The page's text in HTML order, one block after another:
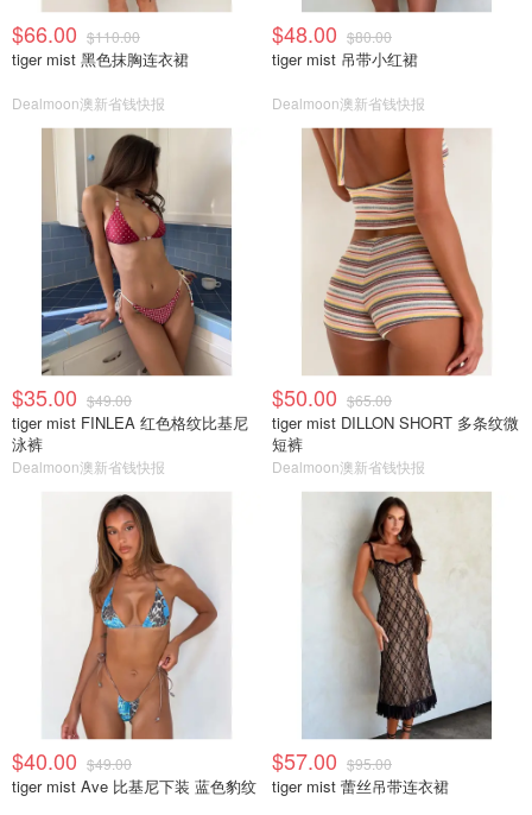
$66.00 $110.00
tiger mist 黑色抹胸连衣裙
Dealmoon澳新省钱快报
$48.00 $80.00
tiger mist 吊带小红裙
Dealmoon澳新省钱快报
$35.00 $49.00
tiger mist FINLEA 红色格纹比基尼
泳裤
Dealmoon澳新省钱快报
$50.00 $65.00
tiger mist DILLON SHORT 多条纹微
短裤
Dealmoon澳新省钱快报
$40.00 $49.00
tiger mist Ave 比基尼下装 蓝色豹纹
$57.00 $95.00
tiger mist 蕾丝吊带连衣裙